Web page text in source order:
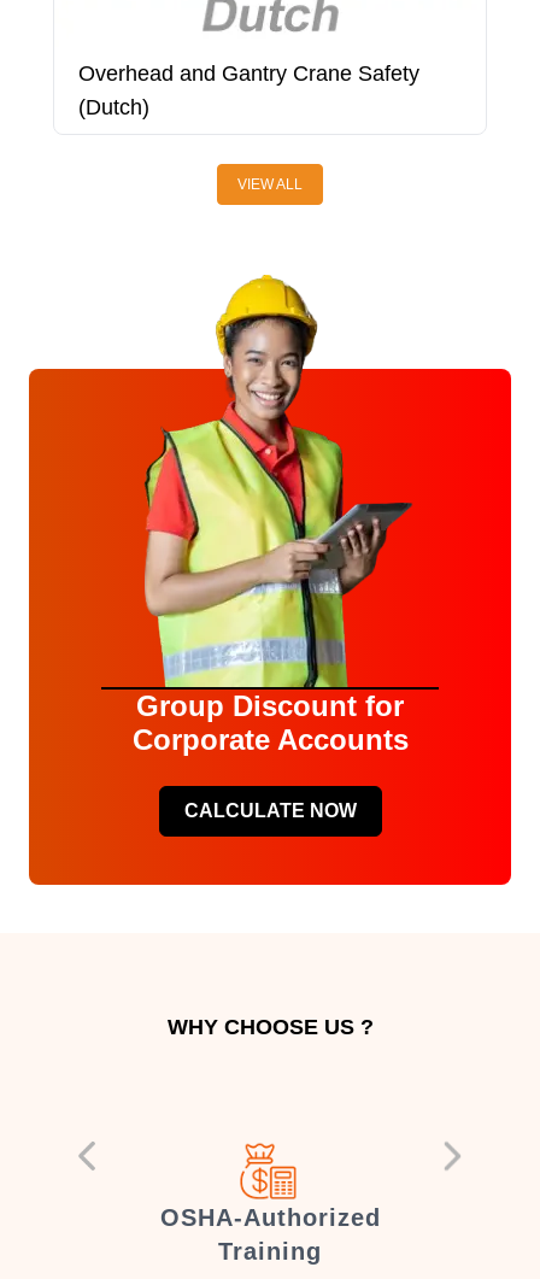
Overhead and Gantry Crane Safety
(Dutch)
VIEW ALL
Group Discount for
Corporate Accounts
CALCULATE NOW
WHY CHOOSE US ?
OSHA-Authorized
Training